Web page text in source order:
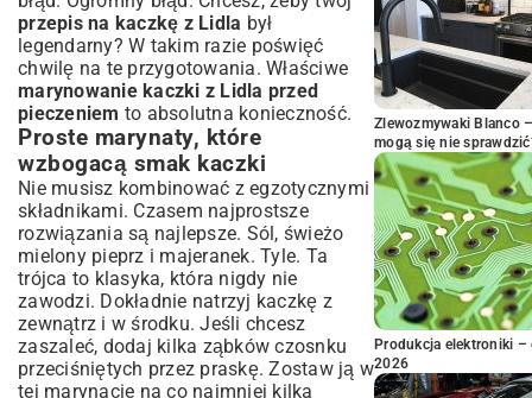
przepis na kaczkę z Lidla był
legendarny? W takim razie poświęć
chwilę na te przygotowania. Właściwe
marynowanie kaczki z Lidla przed
pieczeniem to absolutna konieczność.
Proste marynaty, które
wzbogacą smak kaczki
Nie musisz kombinować z egzotycznymi
składnikami. Czasem najprostsze
rozwiązania są najlepsze. Sól, świeżo
mielony pieprz i majeranek. Tyle. Ta
trójca to klasyka, która nigdy nie
zawodzi. Dokładnie natrzyj kaczkę z
zewnątrz i w środku. Jeśli chcesz
zaszaleć, dodaj kilka ząbków czosnku
przeciśniętych przez praskę. Zostaw ją w
tej marynacie na co najmniej kilka
Zlewozmywaki Blanco
mogą się nie
Produkcja elektroniki –
2026